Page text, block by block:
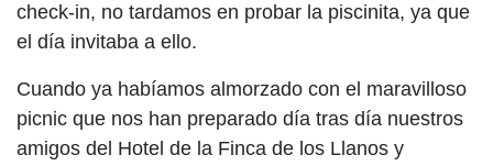
check-in, no tardamos en probar la piscinita, ya que
el día invitaba a ello.
Cuando ya habíamos almorzado con el maravilloso
picnic que nos han preparado día tras día nuestros
amigos del Hotel de la Finca de los Llanos y